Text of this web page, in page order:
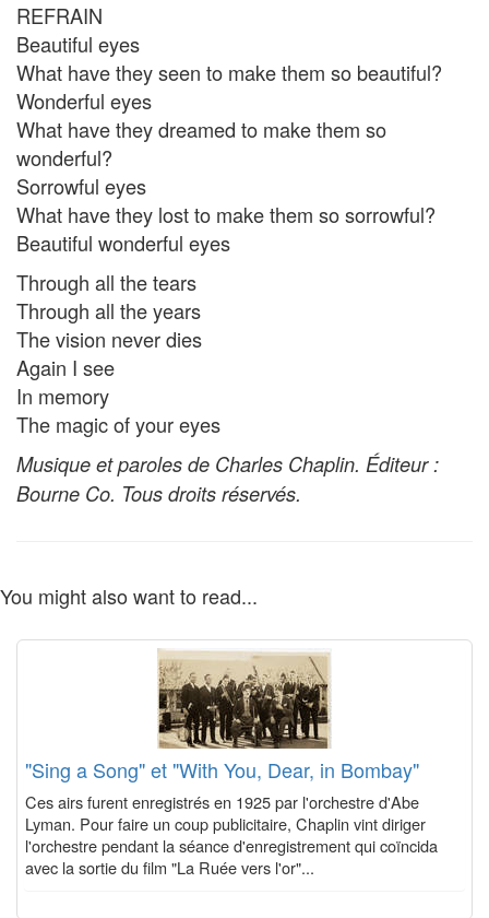
REFRAIN
Beautiful eyes
What have they seen to make them so beautiful?
Wonderful eyes
What have they dreamed to make them so
wonderful?
Sorrowful eyes
What have they lost to make them so sorrowful?
Beautiful wonderful eyes
Through all the tears
Through all the years
The vision never dies
Again I see
In memory
The magic of your eyes
Musique et paroles de Charles Chaplin. Éditeur :
Bourne Co. Tous droits réservés.
You might also want to read...
"Sing a Song" et "With You, Dear, in Bombay"
Ces airs furent enregistrés en 1925 par l'orchestre d'Abe
Lyman. Pour faire un coup publicitaire, Chaplin vint diriger
l'orchestre pendant la séance d'enregistrement qui coïncida
avec la sortie du film "La Ruée vers l'or"...